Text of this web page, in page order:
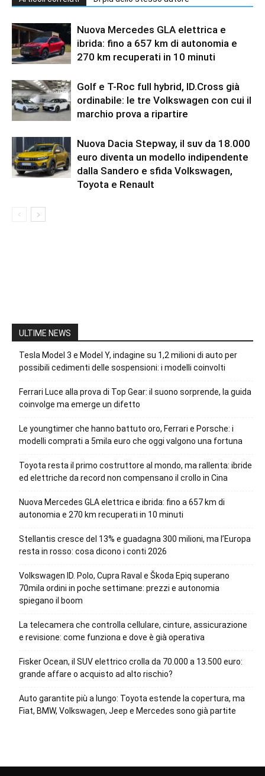
Nuova Mercedes GLA elettrica e
ibrida: fino a 657 km di autonomia e
270 km recuperati in 10 minuti
Golf e T-Roc full hybrid, ID.Cross già
ordinabile: le tre Volkswagen con cui il
marchio prova a ripartire
Nuova Dacia Stepway, il suv da 18.000
euro diventa un modello indipendente
dalla Sandero e sfida Volkswagen,
Toyota e Renault
ULTIME NEWS
Tesla Model 3 e Model Y, indagine su 1,2 milioni di auto per
possibili cedimenti delle sospensioni: i modelli coinvolti
Ferrari Luce alla prova di Top Gear: il suono sorprende, la guida
coinvolge ma emerge un difetto
Le youngtimer che hanno battuto oro, Ferrari e Porsche: i
modelli comprati a 5mila euro che oggi valgono una fortuna
Toyota resta il primo costruttore al mondo, ma rallenta: ibride
ed elettriche da record non compensano il crollo in Cina
Nuova Mercedes GLA elettrica e ibrida: fino a 657 km di
autonomia e 270 km recuperati in 10 minuti
Stellantis cresce del 13% e guadagna 300 milioni, ma l’Europa
resta in rosso: cosa dicono i conti 2026
Volkswagen ID. Polo, Cupra Raval e Škoda Epiq superano
70mila ordini in poche settimane: prezzi e autonomia
spiegano il boom
La telecamera che controlla cellulare, cinture, assicurazione
e revisione: come funziona e dove è già operativa
Fisker Ocean, il SUV elettrico crolla da 70.000 a 13.500 euro:
grande affare o acquisto ad alto rischio?
Auto garantite più a lungo: Toyota estende la copertura, ma
Fiat, BMW, Volkswagen, Jeep e Mercedes sono già partite